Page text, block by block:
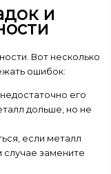
и
Вот несколько
ошибок:
его
дольше, но не
если металл
замените